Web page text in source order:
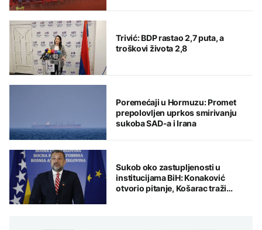
Trivić: BDP rastao 2,7 puta, a
troškovi života 2,8
Poremećaji u Hormuzu: Promet
prepolovljen uprkos smirivanju
sukoba SAD-a i Irana
Sukob oko zastupljenosti u
institucijama BiH: Konaković
otvorio pitanje, Košarac traži